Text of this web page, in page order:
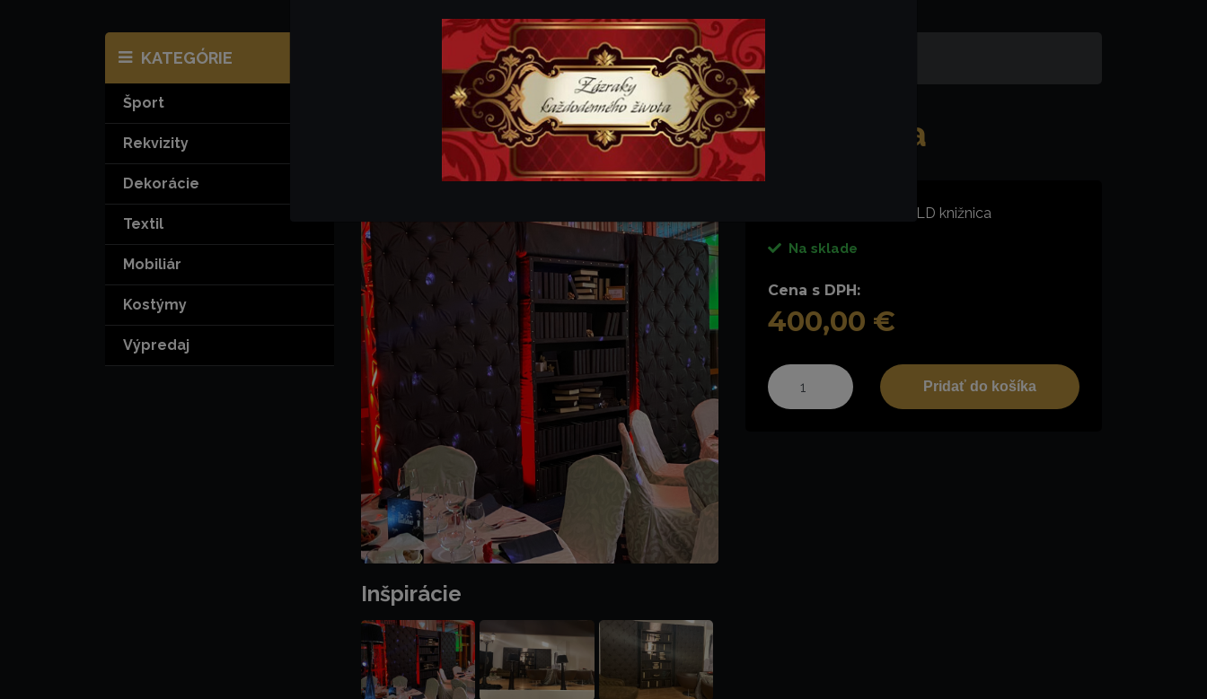
KATEGÓRIE
Šport
Rekvizity
Dekorácie
Textil
Mobiliár
Kostýmy
Výpredaj
Rekvizity
Luxusná CHESTERFIELD knižnica
Inšpirácie
Luxusná CHESTERFIELD knižnica
Na sklade
Cena s DPH:
400,00 €
Pridať do košíka